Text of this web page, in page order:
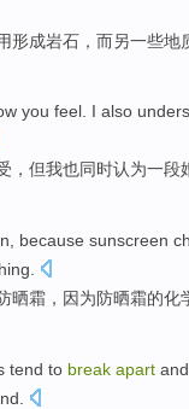
形成岩石 ， 而另一些地
you feel. I also
， 但我也同时认为一段
because sunscreen
晒霜， 因为防晒霜的化
tend to break apart and